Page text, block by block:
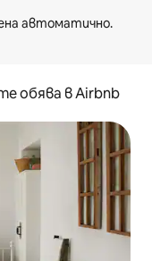
обява в Airbnb